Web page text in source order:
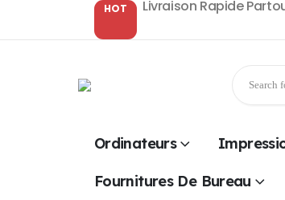
HOT Livraison Rapide
Ordinateurs
Fournitures De Bureau